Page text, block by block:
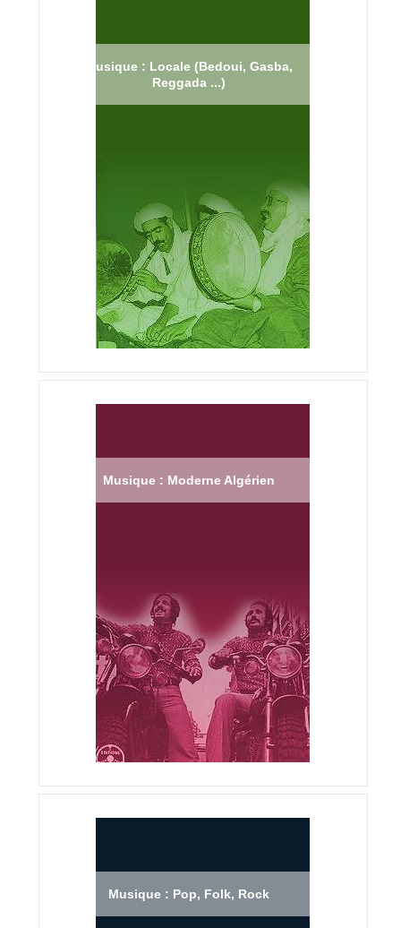
Musique : Locale (Bedoui, Gasba,
Reggada ...)
Musique : Moderne Algérien
Musique : Pop, Folk, Rock